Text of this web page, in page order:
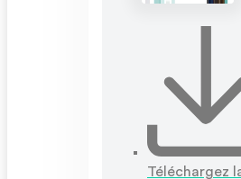
Téléchargez